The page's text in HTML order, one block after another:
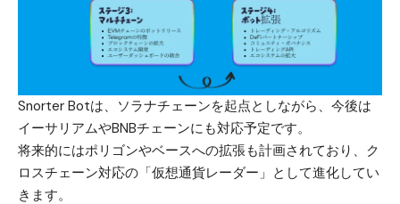
Snorter Botは、ソラナチェーンを起点としながら、今後は
イーサリアムやBNBチェーンにも対応予定です。
将来的にはポリゴンやベースへの拡張も計画されており、ク
ロスチェーン対応の「仮想通貨レーダー」として進化してい
きます。